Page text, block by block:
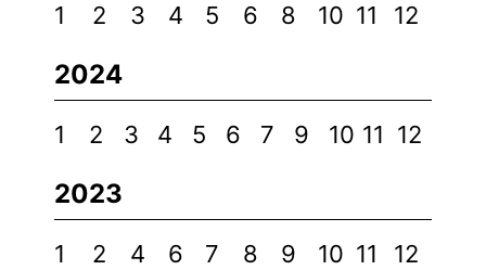
1 2 3 4 5 6 8 10 11 12
2024
1 2 3 4 5 6 7 9 10 11 12
2023
1 2 4 6 7 8 9 10 11 12